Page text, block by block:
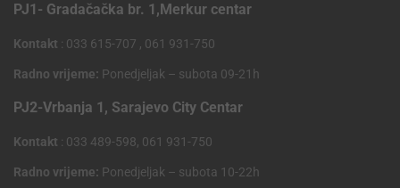
PJ1- Gradačačka br. 1,Merkur centar
Kontakt : 033 615-707 , 061 931-750
Radno vrijeme: Ponedjeljak – subota 09-21h
PJ2-Vrbanja 1, Sarajevo City Centar
Kontakt : 033 489-598, 061 931-750
Radno vrijeme: Ponedjeljak – subota 10-22h